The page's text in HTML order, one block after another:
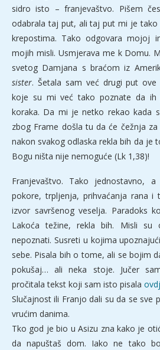
sidro isto – franjevaštvo. Pišem
odabrala taj put, ali taj put mi je
krepostima. Tako odgovara mojoj
mojih misli. Usmjerava me k Domu.
svetog Damjana s braćom iz
sister. Šetala sam već drugi put ove
koje su mi već tako poznate da ih
koraka. Da mi je netko rekao kada
zbog Frame došla tu da će čežnja
nakon svakog odlaska rekla bih da je
Bogu ništa nije nemoguće (Lk 1,38)!
Franjevaštvo. Tako jednostavno,
pokore, trpljenja, prihvaćanja rana i
izvor savršenog veselja. Paradoks
Lakoća težine, rekla bih. Misli su
nepoznati. Susreti u kojima
sebe. Pisala bih o tome, ali se bojim
pokušaj… ali neka stoje. Jučer
pročitala tekst koji sam isto pisala
Slučajnost ili Franjo dali su da se sve
vrućim danima.
Tko god je bio u Asizu zna kako je
da napuštaš dom. Iako ne tako